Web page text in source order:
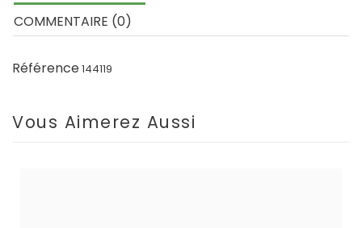
COMMENTAIRE (0)
Référence144119
Vous Aimerez Aussi